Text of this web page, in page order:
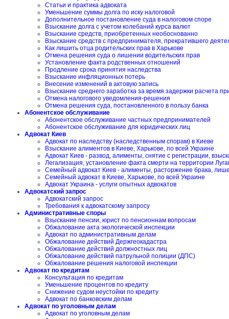
Статьи и практика адвоката
Уменьшение суммы долга по иску налоговой
Дополнительное постановление суда в налоговом споре
Взыскание долга с учетом колебаний курса валют
Взыскание средств, приобретенных необоснованно
Взыскание средств с предпринимателя, прекратившего
Как лишить отца родительских прав в Харькове
Отмена решения суда о лишении водительских прав
Установление факта родственных отношений
Продление срока принятия наследства
Взыскание инфляционных потерь
Внесение изменений в актовую запись
Взыскание среднего заработка за время задержки расчета
Отмена налогового уведомления-решения
Отмена решения суда, постановленного в пользу банка
Абонентское обслуживание
Абонентское обслуживание частных предпринимателей
Абонентское обслуживание для юридических лиц
Адвокат Киев
Адвокат по наследству (наследственным спорам) в Киеве
Взыскание алиментов в Киеве, Харькове, по всей Украине
Адвокат Киев - развод, алименты, снятие с регистрации,
Легализация, установление факта смерти на территории
Семейный адвокат Киев - алименты, расторжение брака,
Семейный адвокат в Киеве, Харькове, по всей Украине
Адвокат Украина - услуги опытных адвокатов
Адвокатский запрос
Адвокатский запрос
Требования к адвокатскому запросу
Административные споры
Взыскание пенсии, юрист по пенсионнам вопросам
Обжалование акта экологической инспекции
Адвокат по административным делам
Обжалование действий Держгеокадастра
Обжалование действий должностных лиц
Обжалование действий патрульной полиции (ДПС)
Обжалование решения налоговой инспекции
Адвокат по кредитам
Консультация по кредитам
Уменьшение процентов по кредиту
Снижение судом неустойки по кредиту
Адвокат по банковским делам
Адвокат по уголовным делам
Адвокат по уголовным делам